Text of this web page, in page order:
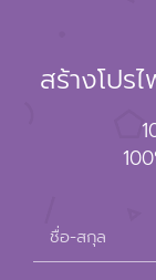
สร้างโปร
ชื่อ-สกุล